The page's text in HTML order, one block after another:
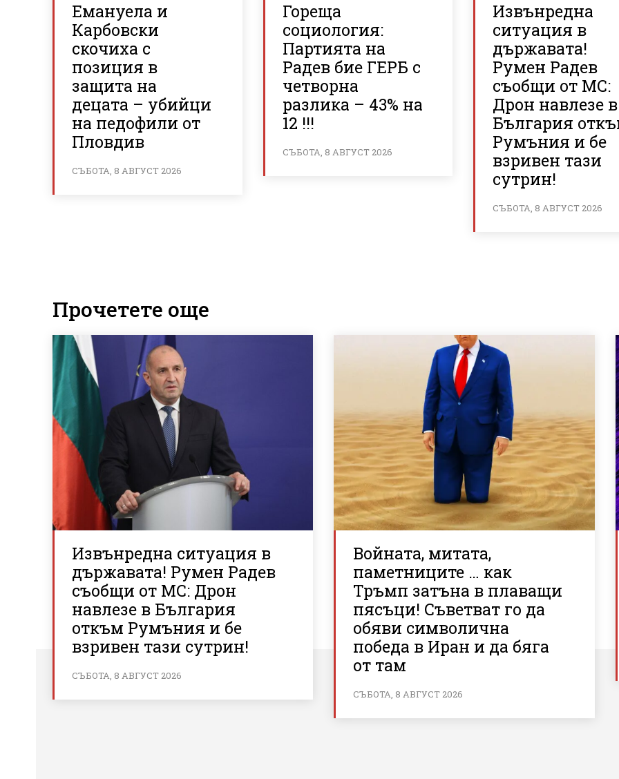
Емануела и
Карбовски
скочиха с
позиция в
защита на
децата – убийци
на педофили от
Пловдив
СЪБОТА, 8 АВГУСТ 2026
Гореща
социология:
Партията на
Радев бие ГЕРБ с
четворна
разлика – 43% на
12 !!!
СЪБОТА, 8 АВГУСТ 2026
Извънредна
ситуация в
държавата!
Румен Радев
съобщи от МС:
Дрон навлезе в
България
Румъния и бе
взривен тази
сутрин!
СЪБОТА, 8 АВГУСТ 2026
Прочетете още
Извънредна ситуация в
държавата! Румен Радев
съобщи от МС: Дрон
навлезе в България
откъм Румъния и бе
взривен тази сутрин!
СЪБОТА, 8 АВГУСТ 2026
Войната, митата,
паметниците … как
Тръмп затъна в плаващи
пясъци! Съветват го да
обяви символична
победа в Иран и да бяга
от там
СЪБОТА, 8 АВГУСТ 2026